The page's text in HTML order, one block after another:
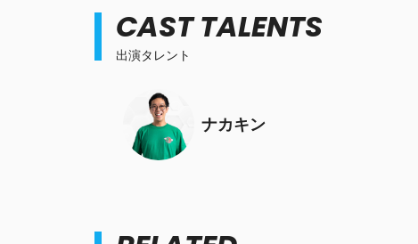
出演タレント
CAST TALENTS
ナカキン